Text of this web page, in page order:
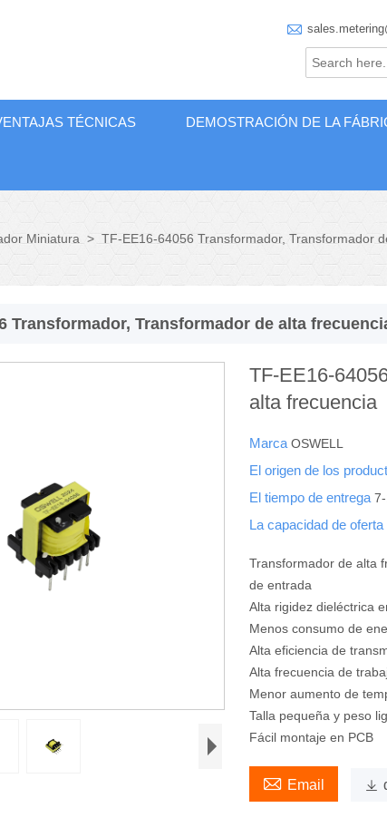

TÉCNICAS DEMOSTRACIÓN DE LA
Miniatura > TF-EE16-64056 Transformador, Transformador
Transformador, Transformador de alta
TF-EE16-
alta frecuencia
MarcaOSWELL
El origen de los
El tiempo de entrega
La capacidad de oferta
Transformador de alta
de entrada
Alta rigidez dieléctrica
Menos consumo de
Alta eficiencia de
Alta frecuencia de
Menor aumento de
Talla pequeña y peso
Fácil montaje en PCB
 Email 